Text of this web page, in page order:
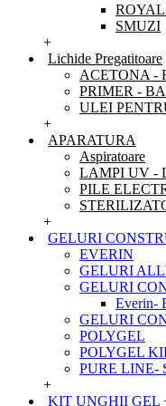
SMUZI
+
Lichide Pregatitoare
ACETONA -
PRIMER -
ULEI
+
APARATURA
Aspiratoare
LAMPI UV -
PILE
+
GELURI
EVERIN
GELURI
GELURI
Everin-
GELURI
POLYGEL
POLYGEL
PURE LINE-
+
KIT UNGHII GEL